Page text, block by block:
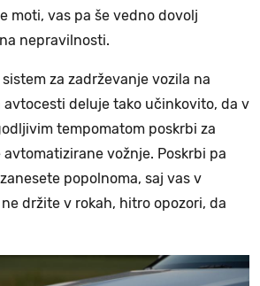
moti, vas pa še vedno dovolj
nepravilnosti.
za zadrževanje vozila na
avtocesti deluje tako učinkovito, da v
tempomatom poskrbi za
vožnje. Poskrbi pa
popolnoma, saj vas v
držite v rokah, hitro opozori, da